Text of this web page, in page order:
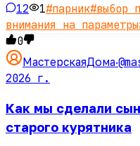
12 1#парник#выбор
внимания на параметры
0
МастерскаяДома·
2026 г.
Как мы сделали
старого курятника